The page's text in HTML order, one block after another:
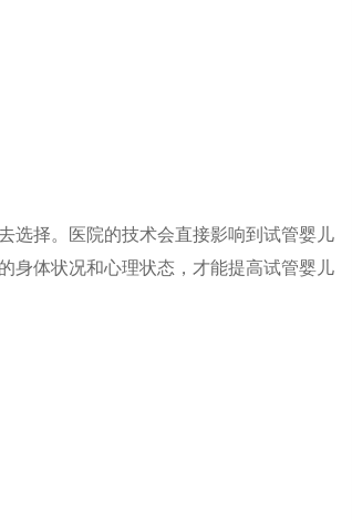
选择。医院的技术会直接影响到试管婴儿
身体状况和心理状态，才能提高试管婴儿